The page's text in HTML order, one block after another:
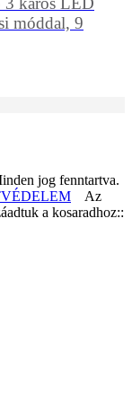
móddal, 9
jog fenntartva.
Az
a kosaradhoz::